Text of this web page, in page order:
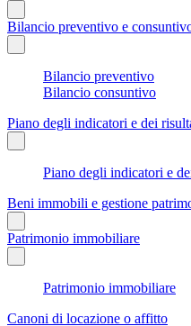
Bilancio preventivo e
Bilancio preventivo
Bilancio consuntivo
Piano degli indicatori e dei
Piano degli indicatori e
Beni immobili e gestione
Patrimonio immobiliare
Patrimonio immobiliare
Canoni di locazione o affitto